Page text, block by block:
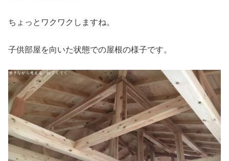
ちょっとワクワクしますね。
子供部屋を向いた状態での屋根の様子です。